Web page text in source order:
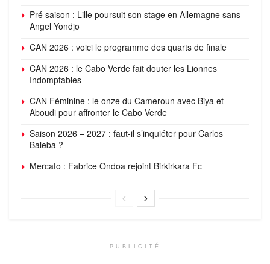
Pré saison : Lille poursuit son stage en Allemagne sans
Angel Yondjo
CAN 2026 : voici le programme des quarts de finale
CAN 2026 : le Cabo Verde fait douter les Lionnes
Indomptables
CAN Féminine : le onze du Cameroun avec Biya et
Aboudi pour affronter le Cabo Verde
Saison 2026 – 2027 : faut-il s’inquiéter pour Carlos
Baleba ?
Mercato : Fabrice Ondoa rejoint Birkirkara Fc
PUBLICITÉ